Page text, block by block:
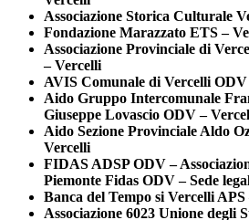
Associazione Storica Culturale
Fondazione Marazzato ETS –
Associazione Provinciale di
– Vercelli
AVIS Comunale di Vercelli
Aido Gruppo Intercomunale
Giuseppe Lovascio ODV –
Aido Sezione Provinciale Aldo
Vercelli
FIDAS ADSP ODV –
Piemonte Fidas ODV – Sede
Banca del Tempo si Vercelli
Associazione 6023 Unione degli